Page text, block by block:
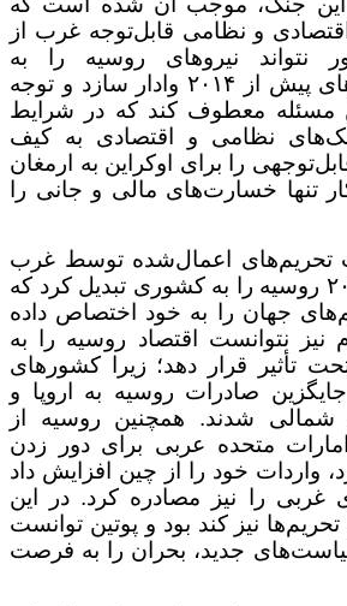
و نظامی قابل‌توجه غرب از
نتواند نیروهای روسیه را به
عقب‌نشینی تا مرزهای پیش از ۲۰۱۴ وادار سازد و توجه
مسئله معطوف کند که در شرایط
نظامی و اقتصادی به کیف
را برای اوکراین به ارمغان
تنها خسارت‌های مالی و جانی را
تحریم‌های اعمال‌شده توسط غرب
پس از ۲۴ فوریه ۲۰۲۲ روسیه را به کشوری تبدیل کرد که
جهان را به خود اختصاص داده
نیز نتوانست اقتصاد روسیه را به
تأثیر قرار دهد؛ زیرا کشورهای
صادرات روسیه به اروپا و
شمالی شدند. همچنین روسیه از
متحده عربی برای دور زدن
واردات خود را از چین افزایش داد
غربی را نیز مصادره کرد. در این
نیز کند بود و پوتین توانست
جدید، بحران را به فرصت